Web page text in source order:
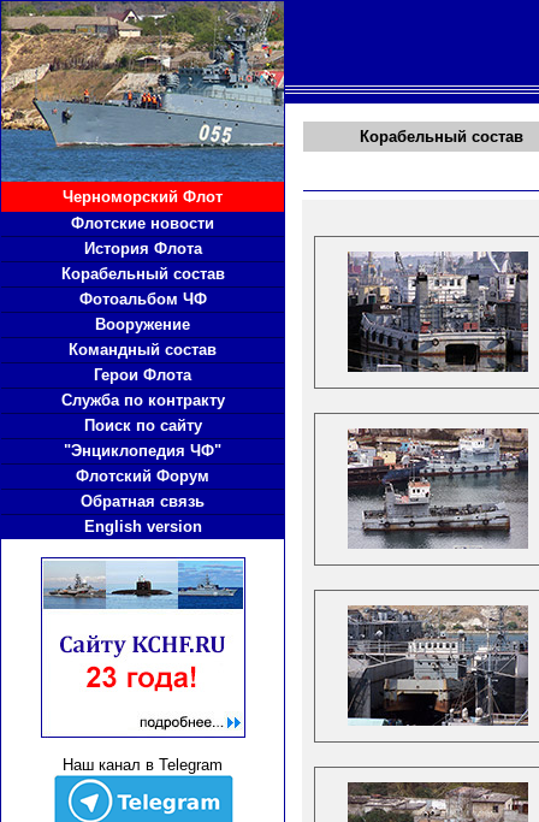
Черноморский Флот
Флотские новости
История Флота
Корабельный состав
Фотоальбом ЧФ
Вооружение
Командный состав
Герои Флота
Служба по контракту
Поиск по сайту
"Энциклопедия ЧФ"
Флотский Форум
Обратная связь
English version
Наш канал в Telegram
Корабельный состав